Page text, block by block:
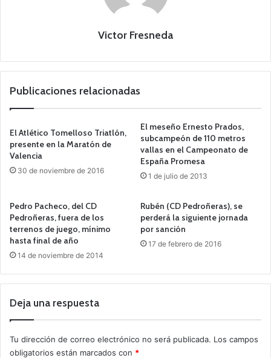
Victor Fresneda
Publicaciones relacionadas
El Atlético Tomelloso Triatlón,
presente en la Maratón de
Valencia
30 de noviembre de 2016
El meseño Ernesto Prados,
subcampeón de 110 metros
vallas en el Campeonato de
España Promesa
1 de julio de 2013
Pedro Pacheco, del CD
Pedroñeras, fuera de los
terrenos de juego, mínimo
hasta final de año
14 de noviembre de 2014
Rubén (CD Pedroñeras), se
perderá la siguiente jornada
por sanción
17 de febrero de 2016
Deja una respuesta
Tu dirección de correo electrónico no será publicada. Los campos
obligatorios están marcados con *